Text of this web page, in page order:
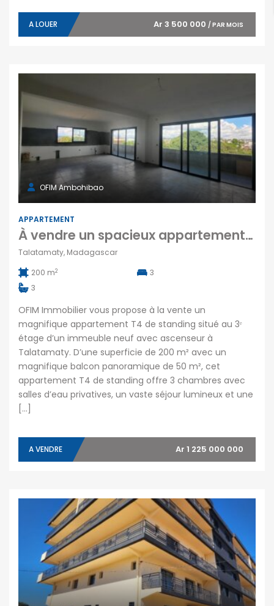
A LOUER Ar 3 500 000 / PAR MOIS
OFIM Ambohibao
APPARTEMENT
À vendre un spacieux appartement T4 de 200 m2 situé dans un immeuble neuf dans un quartier résidentiel à Talatamaty Tananarive
Talatamaty, Madagascar
200 m2
3
3
OFIM Immobilier vous propose à la vente un
magnifique appartement T4 de standing situé au 3ᵉ
étage d’un immeuble neuf avec ascenseur à
Talatamaty. D’une superficie de 200 m² avec un
magnifique balcon panoramique de 50 m², cet
appartement T4 de standing offre 3 chambres avec
salles d’eau privatives, un vaste séjour lumineux et une
[…]
A VENDRE Ar 1 225 000 000